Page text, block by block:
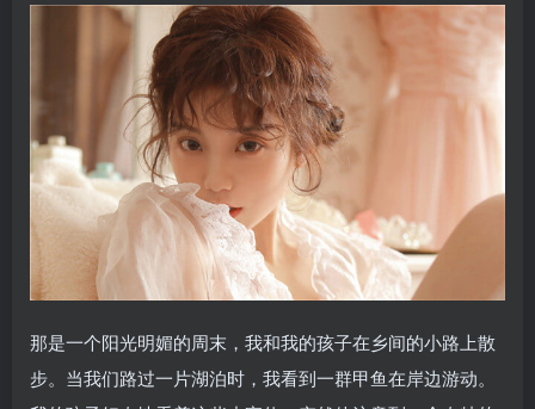
那是一个阳光明媚的周末，我和我的孩子在乡间的小路上散
步。当我们路过一片湖泊时，我看到一群甲鱼在岸边游动。